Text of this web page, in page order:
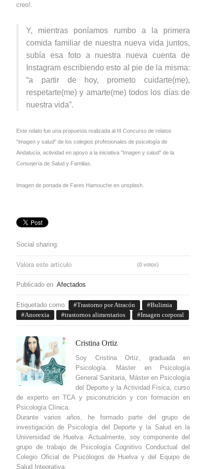
creo!.
Y, mientras poníamos rumbo a la primera
comida familiar de nuestra nueva vida juntos,
subía esa foto a nuestra nueva cuenta de
Instagram escribiendo esto al pie de la misma:
“a partir de hoy, prometo cuidarte(me),
respetarte(me) y amarte(me) todos los días de
nuestra vida”.
Este relato fue una propuesta realizada al III Concurso de relatos
"imagen y salud" de los colegios profesionales de psicología de
Andalucía, actividad en apoyo a la iniciativa "Imagen y salud" de la
Consejería de Salud y Familias.
Imagen de portada de Fares Hamouche en unsplash.
Social sharing:
Valora este artículo (0 votos)
Publicado en Afectados
Etiquetado como Trastorno por Atracón
Bulimia
Anorexia
trastornos alimentarios Imagen corporal
Cristina Ortiz
Soy Cristina Ortiz, graduada en
Psicología. Máster en Psicología
General Sanitaria, Máster en Psicología
del Deporte y la Actividad Física, curso
de experto en TCA y psiconutrición y con formación en
Psicología Clínica.
Durante varios años, he formado parte del grupo de
investigación de Psicología del Deporte y la Salud en la
Universidad de Huelva. Actualmente, soy componente del
grupo de trabajo de Psicología Cognitivo Conductual del
Colegio Oficial de Psicólogos de Huelva y del Equipo de
Salud Integrativa.